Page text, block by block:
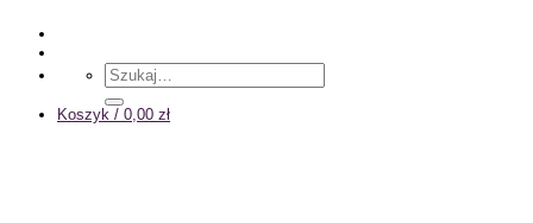
zawartości
Szukaj:
Koszyk / 0,00 zł